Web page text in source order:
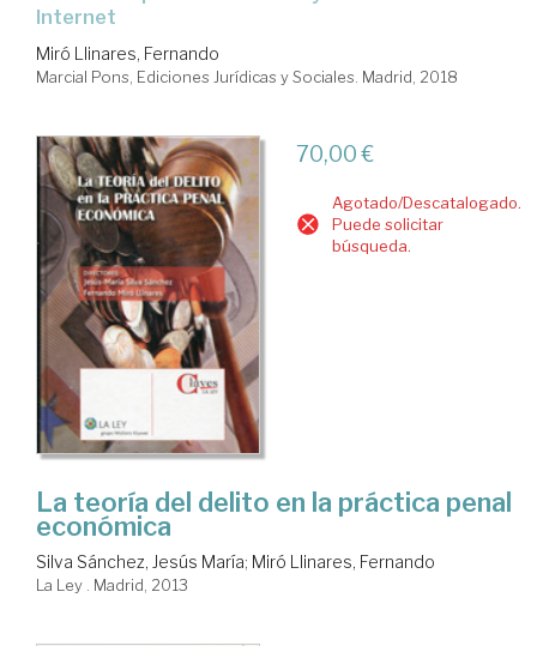
Internet
Miró Llinares, Fernando
Marcial Pons, Ediciones Jurídicas y Sociales. Madrid, 2018
70,00 €
Agotado/Descatalogado.
Puede solicitar
búsqueda.
La teoría del delito en la práctica penal
económica
Silva Sánchez, Jesús María; Miró Llinares, Fernando
La Ley . Madrid, 2013